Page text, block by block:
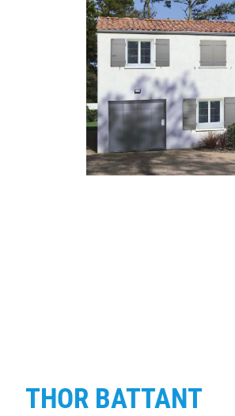
THOR BATTANT